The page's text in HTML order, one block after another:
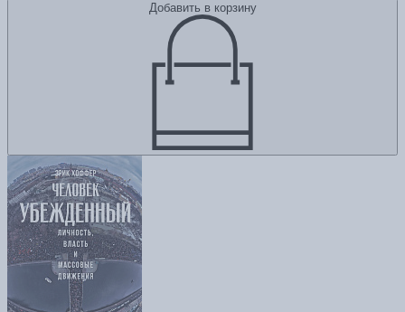
Добавить в корзину